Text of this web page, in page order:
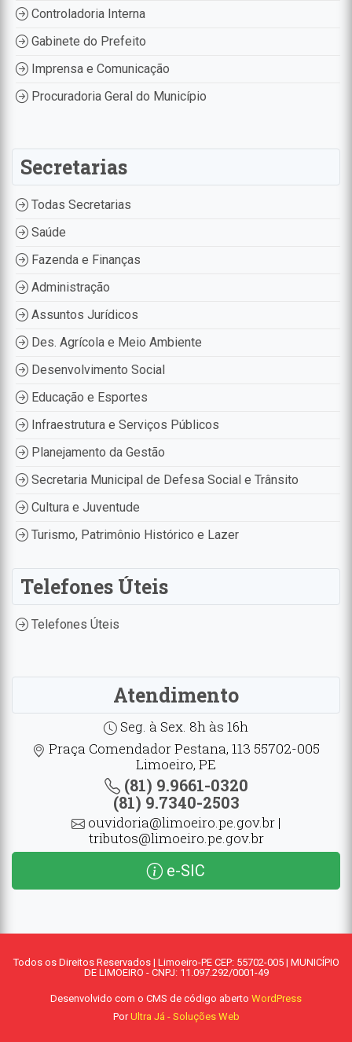
Controladoria Interna
Gabinete do Prefeito
Imprensa e Comunicação
Procuradoria Geral do Município
Secretarias
Todas Secretarias
Saúde
Fazenda e Finanças
Administração
Assuntos Jurídicos
Des. Agrícola e Meio Ambiente
Desenvolvimento Social
Educação e Esportes
Infraestrutura e Serviços Públicos
Planejamento da Gestão
Secretaria Municipal de Defesa Social e Trânsito
Cultura e Juventude
Turismo, Patrimônio Histórico e Lazer
Telefones Úteis
Telefones Úteis
Atendimento
Seg. à Sex. 8h às 16h
Praça Comendador Pestana, 113 55702-005
Limoeiro, PE
(81) 9.9661-0320
(81) 9.7340-2503
ouvidoria@limoeiro.pe.gov.br |
tributos@limoeiro.pe.gov.br
e-SIC
Todos os Direitos Reservados | Limoeiro-PE CEP: 55702-005 | MUNICÍPIO
DE LIMOEIRO - CNPJ: 11.097.292/0001-49
Desenvolvido com o CMS de código aberto WordPress
PorUltra Já - Soluções Web